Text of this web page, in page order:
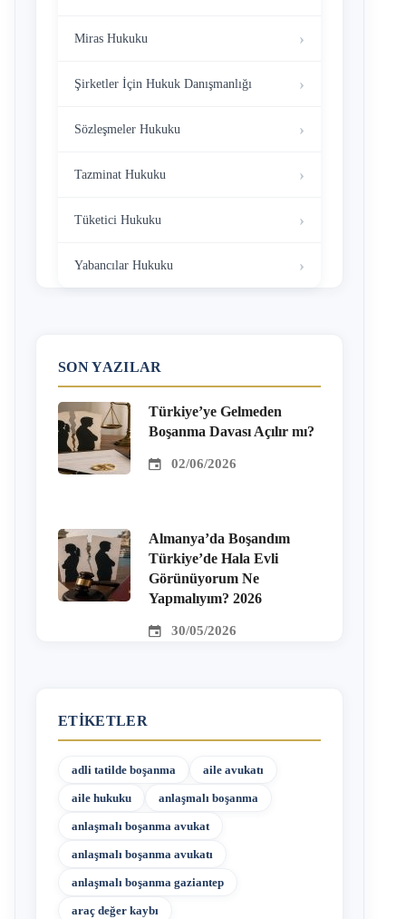
Miras Hukuku
Şirketler İçin Hukuk Danışmanlığı
Sözleşmeler Hukuku
Tazminat Hukuku
Tüketici Hukuku
Yabancılar Hukuku
SON YAZILAR
Türkiye’ye Gelmeden
Boşanma Davası Açılır mı?
02/06/2026
Almanya’da Boşandım
Türkiye’de Hala Evli
Görünüyorum Ne
Yapmalıyım? 2026
30/05/2026
ETIKETLER
adli tatilde boşanma aile avukatı
aile hukuku anlaşmalı boşanma
anlaşmalı boşanma avukat
anlaşmalı boşanma avukatı
anlaşmalı boşanma gaziantep
araç değer kaybı